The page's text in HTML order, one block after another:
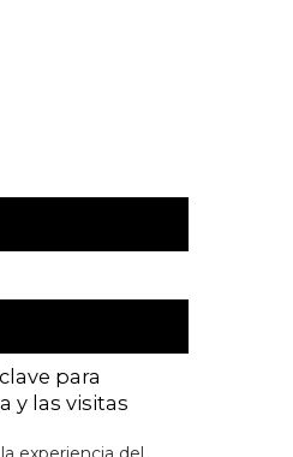
para
y las visitas